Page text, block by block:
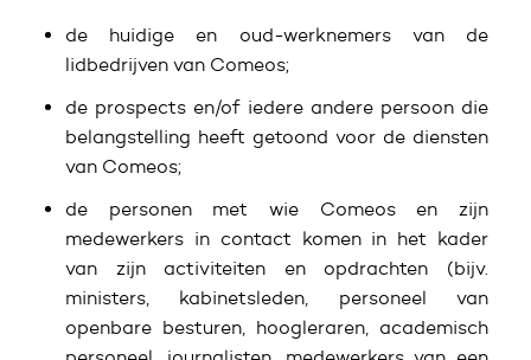
de huidige en oud-werknemers van de
lidbedrijven van Comeos;
de prospects en/of iedere andere persoon die
belangstelling heeft getoond voor de diensten
van Comeos;
de personen met wie Comeos en zijn
medewerkers in contact komen in het kader
van zijn activiteiten en opdrachten (bijv.
ministers, kabinetsleden, personeel van
openbare besturen, hoogleraren, academisch